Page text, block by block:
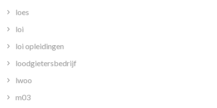
loes
loi
loi opleidingen
loodgietersbedrijf
lwoo
m03